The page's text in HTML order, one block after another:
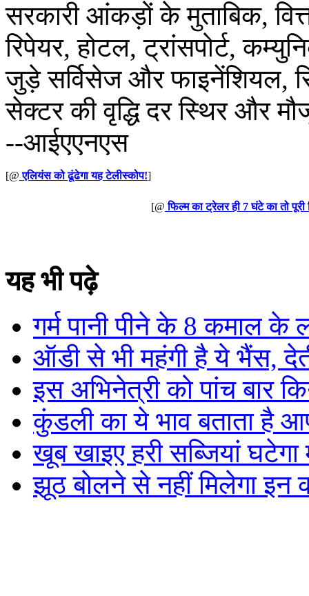
सरकारी आंकड़ों के मुताबिक,
रिपेयर, होटल, ट्रांसपोर्ट,
जुड़े सर्विसेज और फाइनेंशियल,
सेक्टर की वृद्धि दर स्थिर और
--आईएएनएस
[@ एलियंस को ढूंढेगा यह टेलीस्कोप!]
[@ फिल्म का ट्रेलर ही 7 घंटे का तो पूरी
यह भी पढ़े
गर्म पानी पीने के 8 कमाल के
ऑडी से भी महंगी है ये भैंस,
इस अभिनेत्री को पांच बार
कुंडली का ये भाव बताता है आप
खूब खाइए हरी सब्जियां घटेगा
झूठ बोलने से नहीं मिलेगा इन